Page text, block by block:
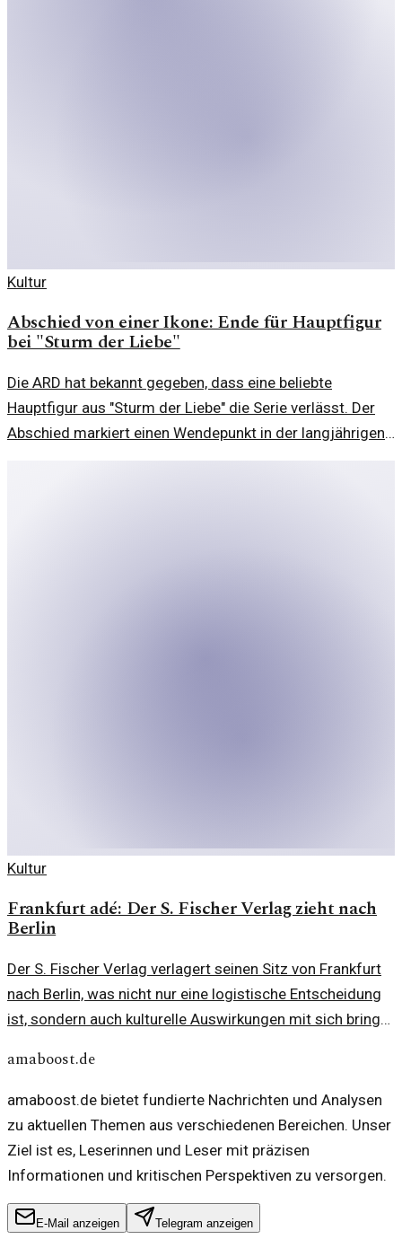
Kultur
Abschied von einer Ikone: Ende für Hauptfigur
bei "Sturm der Liebe"
Die ARD hat bekannt gegeben, dass eine beliebte
Hauptfigur aus "Sturm der Liebe" die Serie verlässt. Der
Abschied markiert einen Wendepunkt in der langjährigen
Geschichte der Seifenoper.
Kultur
Frankfurt adé: Der S. Fischer Verlag zieht nach
Berlin
Der S. Fischer Verlag verlagert seinen Sitz von Frankfurt
nach Berlin, was nicht nur eine logistische Entscheidung
ist, sondern auch kulturelle Auswirkungen mit sich bringt.
deutschen Verlagslandschaft und die zunehmende
Bedeutung Berlins als Zentrum für Literatur und Kunst.
amaboost.de
amaboost.de bietet fundierte Nachrichten und Analysen
zu aktuellen Themen aus verschiedenen Bereichen. Unser
Ziel ist es, Leserinnen und Leser mit präzisen
Informationen und kritischen Perspektiven zu versorgen.
E-Mail anzeigen Telegram anzeigen